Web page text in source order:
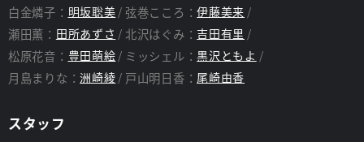
白金燐子： 明坂聡美 弦巻こころ：伊藤美来
瀬田薫： 田所あずさ 北沢はぐみ：吉田有里
松原花音： 豊田萌絵 ミッシェル：黒沢ともよ
月島まりな：洲崎綾 戸山明日香： 尾崎由香
スタッフ